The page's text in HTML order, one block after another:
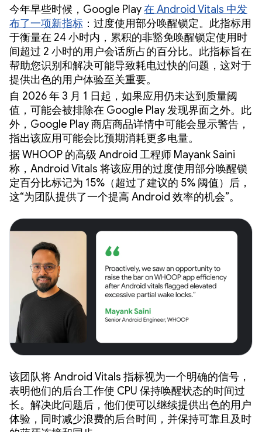
今年早些时候，Google Play在 Android Vitals 中发
布了一项新指标 ：过度使用部分唤醒锁定。此指标用
于衡量在 24 小时内，累积的非豁免唤醒锁定使用时
间超过 2 小时的用户会话所占的百分比。此指标旨在
帮助您识别和解决可能导致耗电过快的问题，这对于
提供出色的用户体验至关重要。
自 2026 年 3 月 1 日起，如果应用仍未达到质量阈
值，可能会被排除在 Google Play 发现界面之外。此
外，Google Play 商店商品详情中可能会显示警告，
指出该应用可能会比预期消耗更多电量。
据 WHOOP 的高级 Android 工程师 Mayank Saini
称，Android Vitals 将该应用的过度使用部分唤醒锁
定百分比标记为 15%（超过了建议的 5% 阈值）后，
这“为团队提供了一个提高 Android 效率的机会”。
该团队将 Android Vitals 指标视为一个明确的信号，
表明他们的后台工作使 CPU 保持唤醒状态的时间过
长。解决此问题后，他们便可以继续提供出色的用户
体验，同时减少浪费的后台时间，并保持可靠且及时